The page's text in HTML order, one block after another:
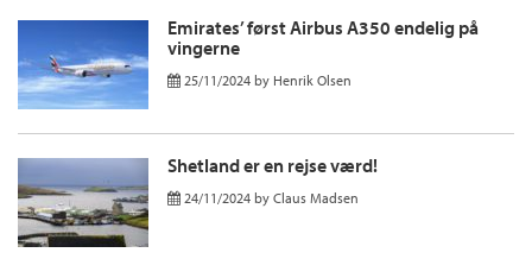
Emirates’ først Airbus A350 endelig på
vingerne
25/11/2024 by Henrik Olsen
Shetland er en rejse værd!
24/11/2024 by Claus Madsen